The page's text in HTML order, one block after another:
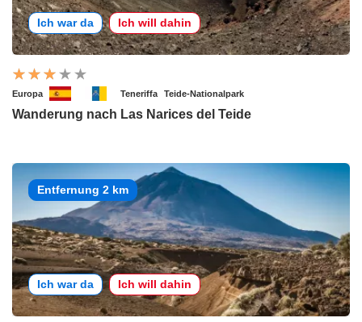
Ich war da Ich will dahin
Europa Teneriffa Teide-Nationalpark
Wanderung nach Las Narices del Teide
Entfernung 2 km
Ich war da Ich will dahin